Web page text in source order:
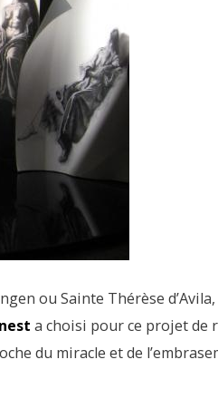
ou Sainte Thérèse
a choisi pour ce projet de
du miracle et de